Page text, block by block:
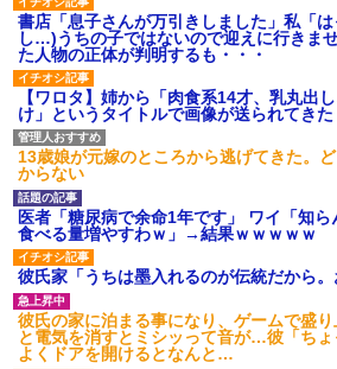
書店「息子さんが万引きしました」私「
し…)うちの子ではないので迎えに行きま
た人物の正体が判明するも・・・
【ワロタ】姉から「肉食系14才、乳丸出
け」というタイトルで画像が送られてきた
13歳娘が元嫁のところから逃げてきた。
からない
医者「糖尿病で余命1年です」 ワイ「知
食べる量増やすわｗ」→結果ｗｗｗｗｗ
彼氏家「うちは墨入れるのが伝統だから
彼氏の家に泊まる事になり、ゲームで盛り
と電気を消すとミシッって音が…彼「ち
よくドアを開けるとなんと…